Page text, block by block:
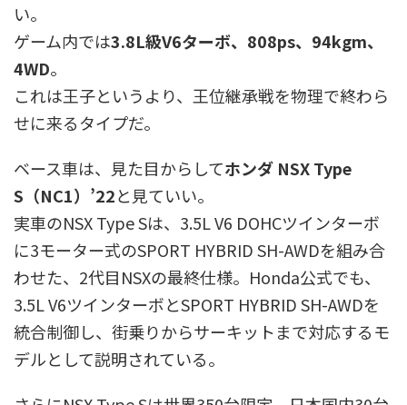
い。
ゲーム内では3.8L級V6ターボ、808ps、94kgm、
4WD。
これは王子というより、王位継承戦を物理で終わら
せに来るタイプだ。
ベース車は、見た目からしてホンダ NSX Type
S（NC1）’22と見ていい。
実車のNSX Type Sは、3.5L V6 DOHCツインターボ
に3モーター式のSPORT HYBRID SH-AWDを組み合
わせた、2代目NSXの最終仕様。Honda公式でも、
3.5L V6ツインターボとSPORT HYBRID SH-AWDを
統合制御し、街乗りからサーキットまで対応するモ
デルとして説明されている。